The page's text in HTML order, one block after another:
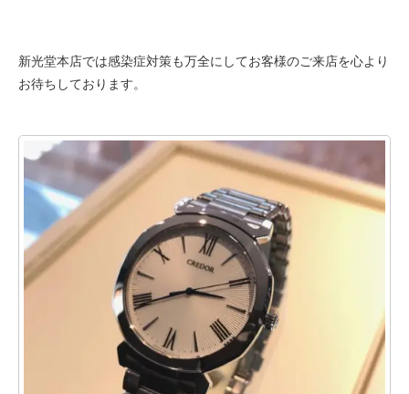
新光堂本店では感染症対策も万全にしてお客様のご来店を心より
お待ちしております。